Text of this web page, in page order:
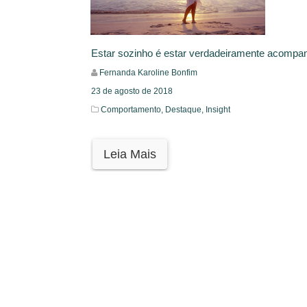
Estar sozinho é estar verdadeiramente
Fernanda Karoline Bonfim
23 de agosto de 2018
Comportamento, Destaque, Insight
Leia Mais